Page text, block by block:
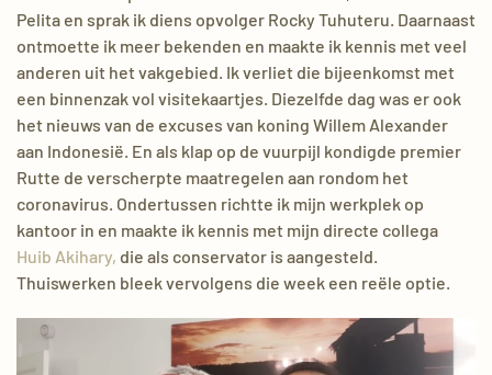
Pelita en sprak ik diens opvolger Rocky Tuhuteru. Daarnaast
ontmoette ik meer bekenden en maakte ik kennis met veel
anderen uit het vakgebied. Ik verliet die bijeenkomst met
een binnenzak vol visitekaartjes. Diezelfde dag was er ook
het nieuws van de excuses van koning Willem Alexander
aan Indonesië. En als klap op de vuurpijl kondigde premier
Rutte de verscherpte maatregelen aan rondom het
coronavirus. Ondertussen richtte ik mijn werkplek op
kantoor in en maakte ik kennis met mijn directe collega
Huib Akihary, die als conservator is aangesteld.
Thuiswerken bleek vervolgens die week een reële optie.